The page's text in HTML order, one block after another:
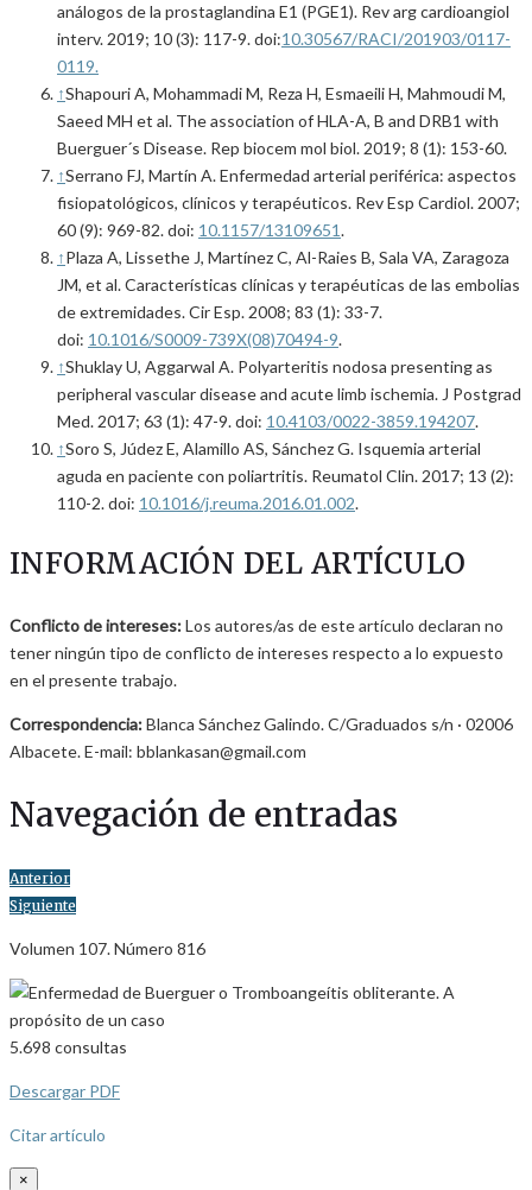
análogos de la prostaglandina E1 (PGE1). Rev arg cardioangiol
interv. 2019; 10 (3): 117-9. doi:10.30567/RACI/201903/0117-
0119.
↑Shapouri A, Mohammadi M, Reza H, Esmaeili H, Mahmoudi M,
Saeed MH et al. The association of HLA-A, B and DRB1 with
Buerguer´s Disease. Rep biocem mol biol. 2019; 8 (1): 153-60.
↑Serrano FJ, Martín A. Enfermedad arterial periférica: aspectos
fisiopatológicos, clínicos y terapéuticos. Rev Esp Cardiol. 2007;
60 (9): 969-82. doi: 10.1157/13109651.
↑Plaza A, Lissethe J, Martínez C, Al-Raies B, Sala VA, Zaragoza
JM, et al. Características clínicas y terapéuticas de las embolias
de extremidades. Cir Esp. 2008; 83 (1): 33-7.
doi: 10.1016/S0009-739X(08)70494-9.
↑Shuklay U, Aggarwal A. Polyarteritis nodosa presenting as
peripheral vascular disease and acute limb ischemia. J Postgrad
Med. 2017; 63 (1): 47-9. doi: 10.4103/0022-3859.194207.
↑Soro S, Júdez E, Alamillo AS, Sánchez G. Isquemia arterial
aguda en paciente con poliartritis. Reumatol Clin. 2017; 13 (2):
110-2. doi: 10.1016/j.reuma.2016.01.002.
INFORMACIÓN DEL ARTÍCULO
Conflicto de intereses:Los autores/as de este artículo declaran no
tener ningún tipo de conflicto de intereses respecto a lo expuesto
en el presente trabajo.
Correspondencia:Blanca Sánchez Galindo. C/Graduados s/n · 02006
Albacete. E-mail: bblankasan@gmail.com
Navegación de entradas
Anterior
Siguiente
Volumen 107. Número 816
5.698 consultas
Descargar PDF
Citar artículo
×